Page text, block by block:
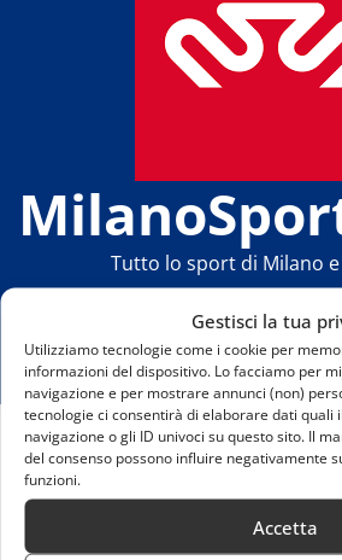
Gestisci la tua
Utilizziamo tecnologie come i cookie per
informazioni del dispositivo. Lo facciamo per
navigazione e per mostrare annunci (non)
tecnologie ci consentirà di elaborare dati quali
navigazione o gli ID univoci su questo sito. Il
del consenso possono influire negativamente
funzioni.
Accetta
Tutto lo sport di Milano
Home
Come scegliere gli sci alpini a